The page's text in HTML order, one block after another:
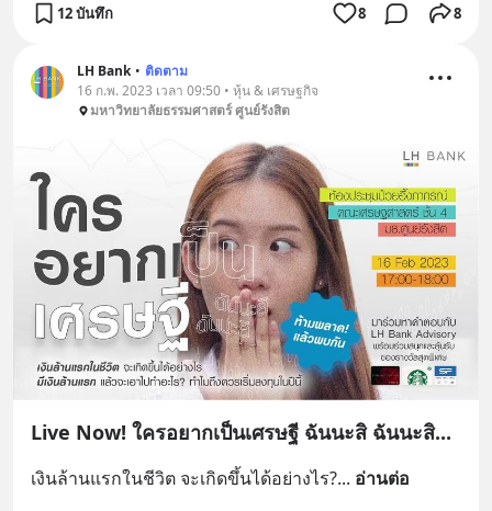
12 บันทึก 8 8
LH Bank • ติดตาม
16 ก.พ. 2023 เวลา 09:50 • หุ้น & เศรษฐกิจ
มหาวิทยาลัยธรรมศาสตร์ ศูนย์รังสิต
Live Now! ใครอยากเป็นเศรษฐี ฉันนะสิ ฉันนะสิ...
เงินล้านแรกในชีวิต จะเกิดขึ้นได้อย่างไร?... อ่านต่อ